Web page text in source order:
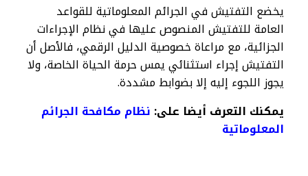
يخضع التفتيش في الجرائم المعلوماتية للقواعد
العامة للتفتيش المنصوص عليها في نظام الإجراءات
الجزائية، مع مراعاة خصوصية الدليل الرقمي، فالأصل أن
التفتيش إجراء استثنائي يمس حرمة الحياة الخاصة، ولا
يجوز اللجوء إليه إلا بضوابط مشددة.
يمكنك التعرف أيضا على: نظام مكافحة الجرائم
المعلوماتية​